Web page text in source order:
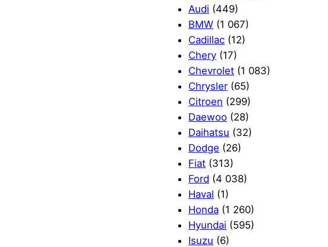
Audi (449)
BMW (1 067)
Cadillac (12)
Chery (17)
Chevrolet (1 083)
Chrysler (65)
Citroen (299)
Daewoo (28)
Daihatsu (32)
Dodge (26)
Fiat (313)
Ford (4 038)
Haval (1)
Honda (1 260)
Hyundai (595)
Isuzu (6)